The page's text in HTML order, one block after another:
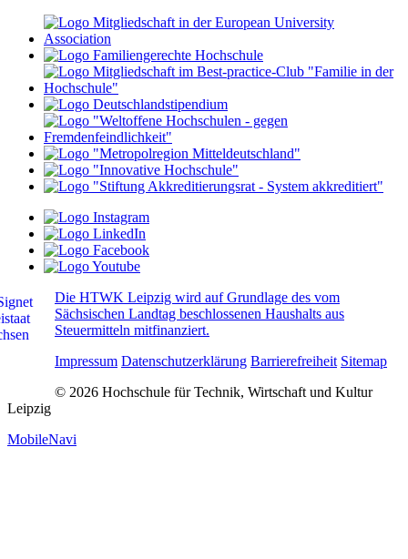
Die HTWK Leipzig wird auf Grundlage des vom
Sächsischen Landtag beschlossenen Haushalts aus
Steuermitteln mitfinanziert.
Impressum Datenschutzerklärung Barrierefreiheit Sitemap
© 2026 Hochschule für Technik, Wirtschaft und Kultur
Leipzig
MobileNavi